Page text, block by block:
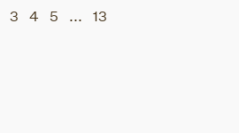
3 4 5 ... 13